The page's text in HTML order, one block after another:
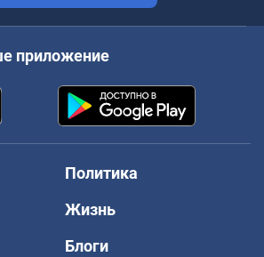
приложение
Политика
Жизнь
Блоги